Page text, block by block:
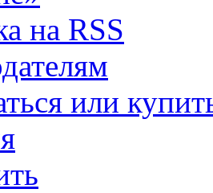
на RSS
или